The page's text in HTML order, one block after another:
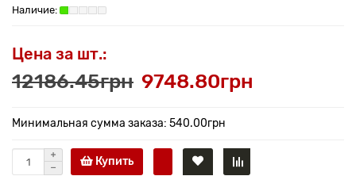
Цена за шт.:
12186.45грн 9748.80грн
Минимальная сумма заказа: 540.00грн
Купить